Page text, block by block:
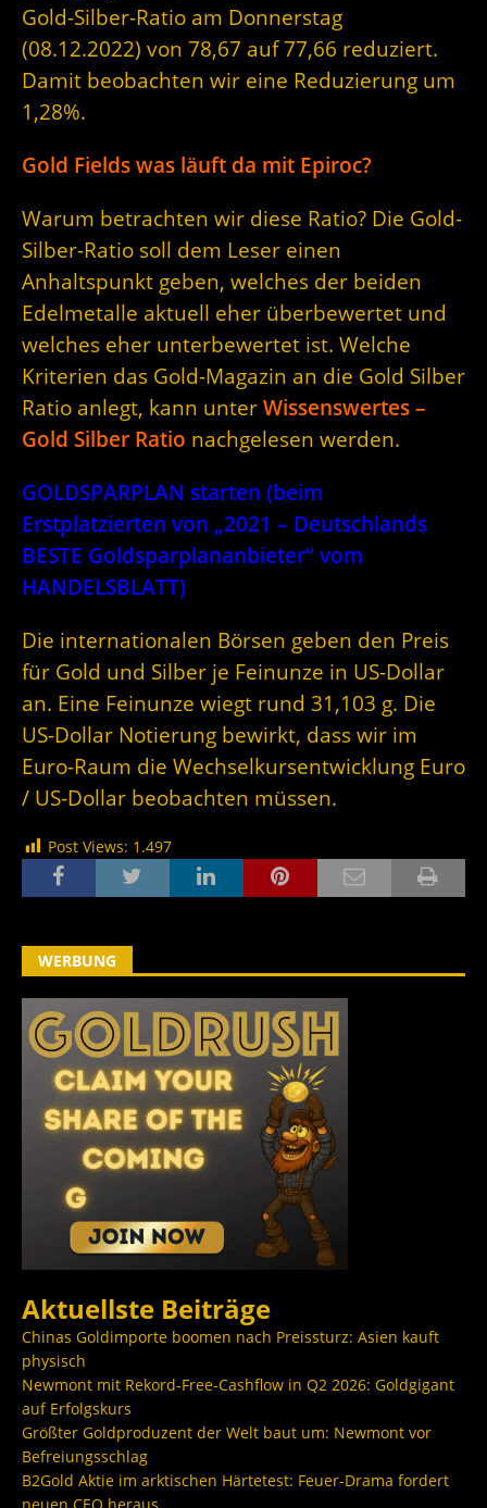
Gold-Silber-Ratio am Donnerstag
(08.12.2022) von 78,67 auf 77,66 reduziert.
Damit beobachten wir eine Reduzierung um
1,28%.
Gold Fields was läuft da mit Epiroc?
Warum betrachten wir diese Ratio? Die Gold-
Silber-Ratio soll dem Leser einen
Anhaltspunkt geben, welches der beiden
Edelmetalle aktuell eher überbewertet und
welches eher unterbewertet ist. Welche
Kriterien das Gold-Magazin an die Gold Silber
Ratio anlegt, kann unter Wissenswertes –
Gold Silber Ratio nachgelesen werden.
GOLDSPARPLAN starten (beim
Erstplatzierten von „2021 – Deutschlands
BESTE Goldsparplananbieter“ vom
HANDELSBLATT)
Die internationalen Börsen geben den Preis
für Gold und Silber je Feinunze in US-Dollar
an. Eine Feinunze wiegt rund 31,103 g. Die
US-Dollar Notierung bewirkt, dass wir im
Euro-Raum die Wechselkursentwicklung Euro
/ US-Dollar beobachten müssen.
Post Views: 1.497
WERBUNG
Aktuellste Beiträge
Chinas Goldimporte boomen nach Preissturz: Asien kauft
physisch
Newmont mit Rekord-Free-Cashflow in Q2 2026: Goldgigant
auf Erfolgskurs
Größter Goldproduzent der Welt baut um: Newmont vor
Befreiungsschlag
B2Gold Aktie im arktischen Härtetest: Feuer-Drama fordert